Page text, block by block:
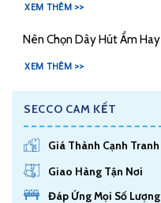
XEM THÊM >>
Nên Chọn Dây Hút Ẩm
XEM THÊM >>
SECCO CAM KẾT
Giá Thành Cạnh Tranh
Giao Hàng Tận Nơi
Đáp Ứng Mọi Số